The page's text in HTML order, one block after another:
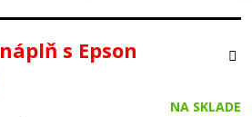
s Epson
NA SKLADE